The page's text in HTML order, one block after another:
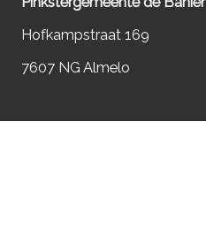
Hofkampstraat 169
7607 NG Almelo